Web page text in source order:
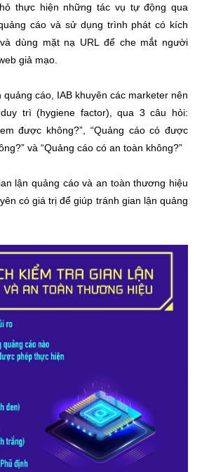
thực hiện những tác vụ tự động qua
cáo và sử dụng trình phát có kích
dùng mặt nạ URL để che mắt người
giả mạo.
cáo, IAB khuyên các marketer nên
trì (hygiene factor), qua 3 câu hỏi:
được không?”, “Quảng cáo có được
và “Quảng cáo có an toàn không?”
lận quảng cáo và an toàn thương hiệu
có giá trị để giúp tránh gian lận quảng